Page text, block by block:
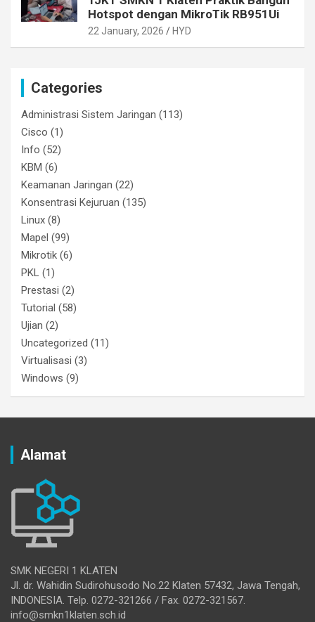
Hotspot dengan MikroTik RB951Ui
22 January, 2026 HYD
Categories
Administrasi Sistem Jaringan (113)
Cisco (1)
Info (52)
KBM (6)
Keamanan Jaringan (22)
Konsentrasi Kejuruan (135)
Linux (8)
Mapel (99)
Mikrotik (6)
PKL (1)
Prestasi (2)
Tutorial (58)
Ujian (2)
Uncategorized (11)
Virtualisasi (3)
Windows (9)
Alamat
SMK NEGERI 1 KLATEN
Jl. dr. Wahidin Sudirohusodo No.22 Klaten 57432, Jawa Tengah,
INDONESIA. Telp. 0272-321266 / Fax. 0272-321567.
info@smkn1klaten.sch.id